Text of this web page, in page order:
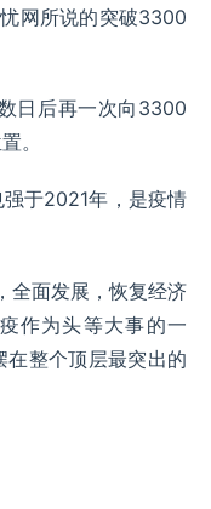
网所说的突破3300
日后再一次向3300
。
于2021年，是疫情
全面发展，恢复经济
作为头等大事的一
整个顶层最突出的